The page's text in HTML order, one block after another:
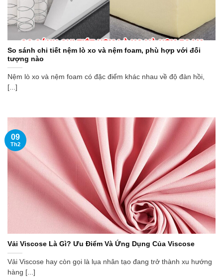
So sánh chi tiết nệm lò xo và nệm foam, phù hợp với đối
tượng nào
Nệm lò xo và nệm foam có đặc điểm khác nhau về độ đàn hồi,
[...]
Vải Viscose Là Gì? Ưu Điểm Và Ứng Dụng Của Viscose
Vải Viscose hay còn gọi là lụa nhân tạo đang trở thành xu hướng
hàng [...]
09
Th2